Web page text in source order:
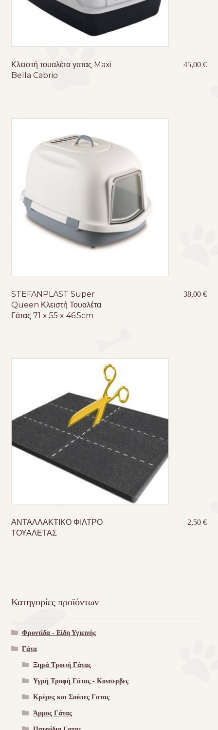
Κλειστή τουαλέτα γατας Maxi
Bella Cabrio
45,00€
STEFANPLAST Super
Queen Κλειστή Τουαλέτα
Γάτας 71 x 55 x 46.5cm
38,00€
ΑΝΤΑΛΛΑΚΤΙΚΟ ΦΙΛΤΡΟ
ΤΟΥΑΛΕΤΑΣ
2,50€
Κατηγορίες προϊόντων
Φροντίδα - Είδη Υγιεινής
Γάτα
Ξηρά Τροφή Γάτας
Υγρή Τροφή Γάτας - Kονσερβες
Κρέμες και Σούπες Γατας
Άμμος Γάτας